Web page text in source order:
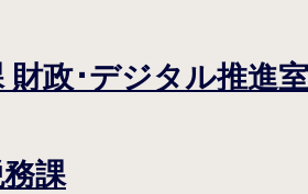
財政･デジタル推進室
課